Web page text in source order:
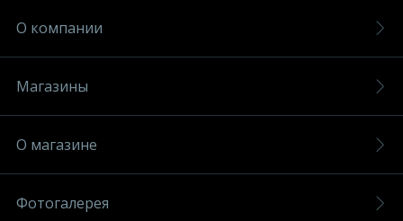
О компании
Магазины
О магазине
Фотогалерея